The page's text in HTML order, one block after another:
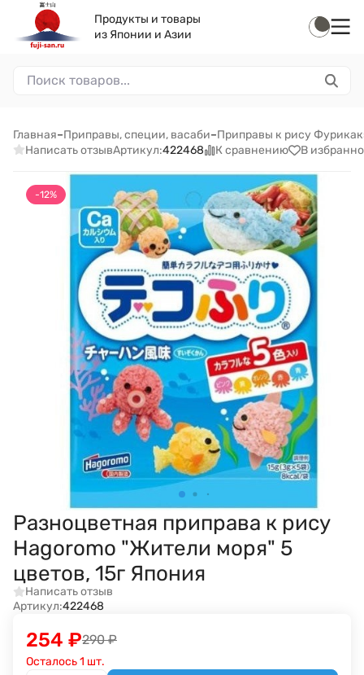
Продукты и товары
из Японии и Азии
Главная–Приправы, специи, васаби–Приправы к рису
Написать отзывАртикул:422468 К сравнению В
-12%
Разноцветная приправа к рису
Hagoromo "Жители моря" 5
цветов, 15г Япония
Написать отзыв
Артикул:422468
290 ₽
254 ₽
Осталось 1 шт.